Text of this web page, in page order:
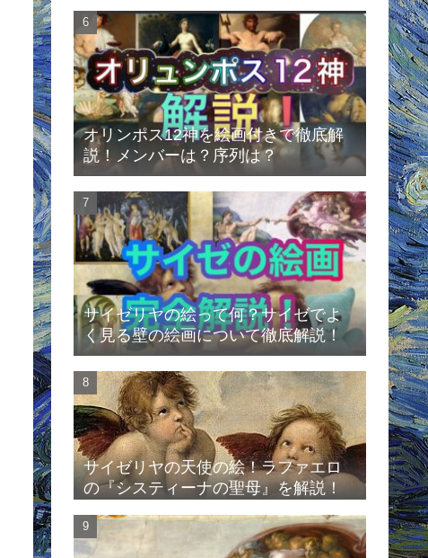
オリンポス12神を絵画付きで徹底解
説！メンバーは？序列は？
サイゼリヤの絵って何？サイゼでよ
く見る壁の絵画について徹底解説！
サイゼリヤの天使の絵！ラファエロ
の『システィーナの聖母』を解説！